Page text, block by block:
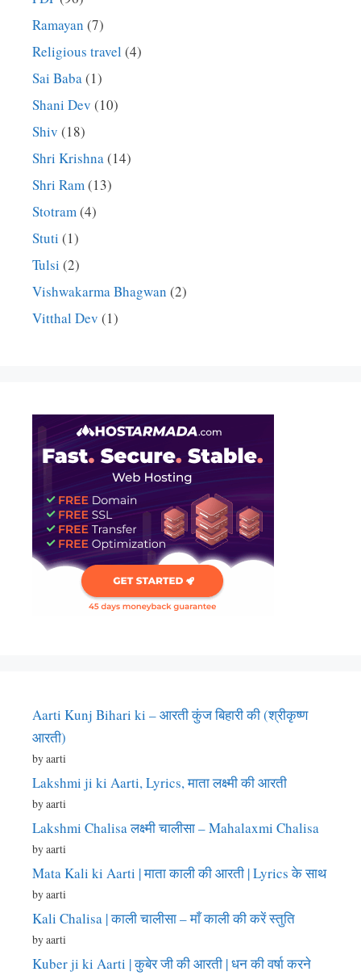
Ramayan (7)
Religious travel (4)
Sai Baba(1)
Shani Dev (10)
Shiv (18)
Shri Krishna(14)
Shri Ram(13)
Stotram(4)
Stuti (1)
Tulsi (2)
Vishwakarma Bhagwan (2)
Vitthal Dev (1)
Aarti Kunj Bihari ki – आरती कुंज बिहारी की (श्रीकृष्ण
आरती)
by aarti
Lakshmi ji ki Aarti, Lyrics, माता लक्ष्मी की आरती
by aarti
Lakshmi Chalisa लक्ष्मी चालीसा – Mahalaxmi Chalisa
by aarti
Mata Kali ki Aarti | माता काली की आरती | Lyrics के साथ
by aarti
Kali Chalisa | काली चालीसा – माँ काली की करें स्तुति
by aarti
Kuber ji ki Aarti | कुबेर जी की आरती | धन की वर्षा करने